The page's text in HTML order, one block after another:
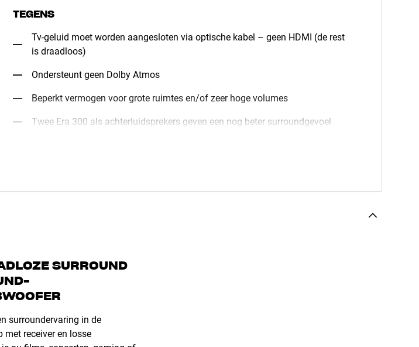
TEGENS
Tv-geluid moet worden aangesloten via optische kabel – geen HDMI (de rest
is draadloos)
Ondersteunt geen Dolby Atmos
Beperkt vermogen voor grote ruimtes en/of zeer hoge volumes
Twee Era 300 als achterluidsprekers geven een nog beter surroundgevoel
SURROUND
surroundervaring in de
met receiver en losse